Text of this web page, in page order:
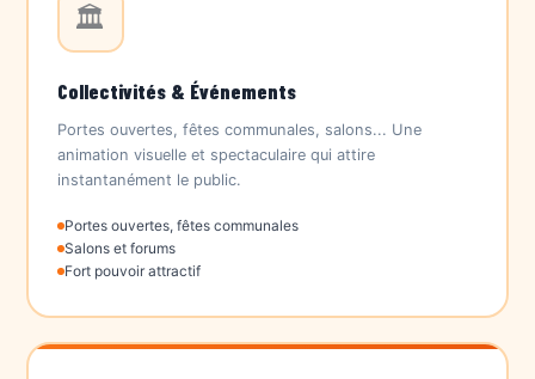
🏛️
Collectivités & Événements
Portes ouvertes, fêtes communales, salons... Une
animation visuelle et spectaculaire qui attire
instantanément le public.
Portes ouvertes, fêtes communales
Salons et forums
Fort pouvoir attractif